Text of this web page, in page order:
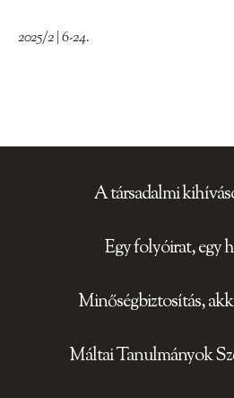
2025/2 | 6-24.
A társadalmi
Egy folyóirat, egy
Minőségbiztosítás,
Máltai Tanulmányok